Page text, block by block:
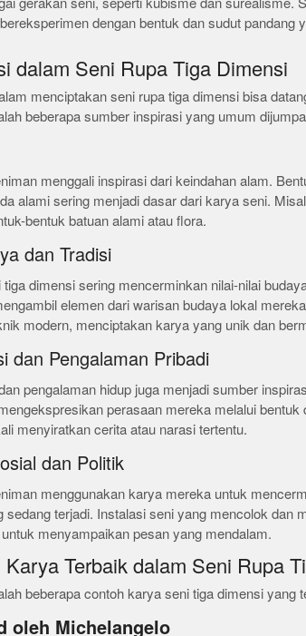
dengan bentuk dan sudut pandang
dalam Seni Rupa Tiga Dimensi
menciptakan seni rupa tiga dimensi bisa
beberapa sumber inspirasi yang umum
menggali inspirasi dari keindahan alam.
alami sering menjadi dasar dari karya seni.
bentuk batuan alami atau flora.
dan Tradisi
tiga dimensi sering mencerminkan nilai-nilai
elemen dari warisan budaya lokal
modern, menciptakan karya yang unik dan
dan Pengalaman Pribadi
pengalaman hidup juga menjadi sumber
perasaan mereka melalui
menyiratkan cerita atau narasi tertentu.
dan Politik
menggunakan karya mereka untuk
sedang terjadi. Instalasi seni yang mencolok dan
menyampaikan pesan yang mendalam.
Karya Terbaik dalam Seni Rupa
beberapa contoh karya seni tiga dimensi yang
oleh Michelangelo